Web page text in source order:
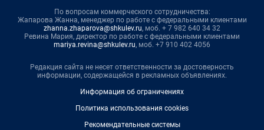
По вопросам коммерческого сотрудничества:
Жапарова Жанна, менеджер по работе с федеральными клиентами
zhanna.zhaparova@shkulev.ru, моб. + 7 982 640 34 32
Ревина Мария, директор по работе с федеральными клиентами
mariya.revina@shkulev.ru, моб. +7 910 402 4056
Редакция сайта не несет ответственности за достоверность
информации, содержащейся в рекламных объявлениях.
Информация об ограничениях
Политика использования cookies
Рекомендательные системы